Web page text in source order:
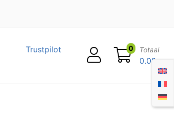
Trustpilot 0 Totaal
0.00